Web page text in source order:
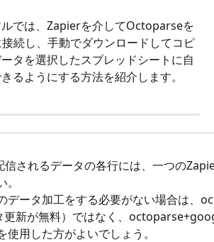
では、Zapierを介してOctoparseを
接続し、手動でダウンロードしてコピ
タを選択したスプレッドシートに自
るようにする方法を紹介します。
信されるデータの各行には、一つの
データ加工をする必要がない場合は、
更新が無料）ではなく、
使用した方がよいでしょう。